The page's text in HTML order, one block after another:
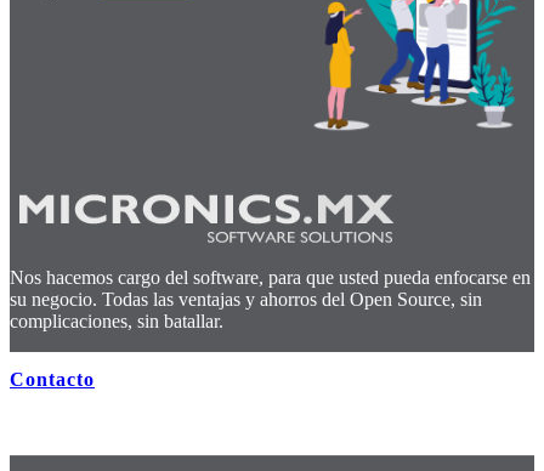
Nos hacemos cargo del software, para que usted pueda enfocarse en
su negocio. Todas las ventajas y ahorros del Open Source, sin
complicaciones, sin batallar.
Contacto